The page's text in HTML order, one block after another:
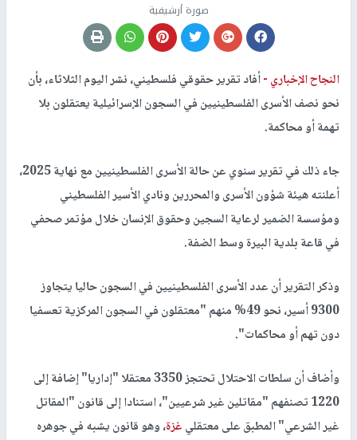
صورة أرشيفية
النجاح الإخباري -أفاد تقرير حقوقي فلسطيني، نشر اليوم الثلاثاء، بأن
نحو نصف الأسرى الفلسطينيين في السجون الإسرائيلية يعتقلون بلا
تهمة أو محاكمة.
جاء ذلك في تقرير سنوي عن حالة الأسرى الفلسطينيين مع نهاية 2025،
أعلنته هيئة شؤون الأسرى والمحررين ونادي الأسير الفلسطيني
ومؤسسة الضمير لرعاية السجين وحقوق الإنسان خلال مؤتمر صحفي
في قاعة بلدية البيرة وسط الضفة.
وذكر التقرير أن عدد الأسرى الفلسطينيين في السجون حاليا يتجاوز
9300 أسير، نحو 49% منهم "معتقلون في السجون المركزية تعسفيا
دون تهم أو محاكمات".
وأضاف أن سلطات الاحتلال تحتجز 3350 معتقلا "إداريا" إضافة إلى
1220 تصنفهم "مقاتلين غير شرعيين"، استنادا إلى قانون "المقاتل
غير الشرعي" المطبق على معتقليغزة، وهو قانون يشبه في جوهره